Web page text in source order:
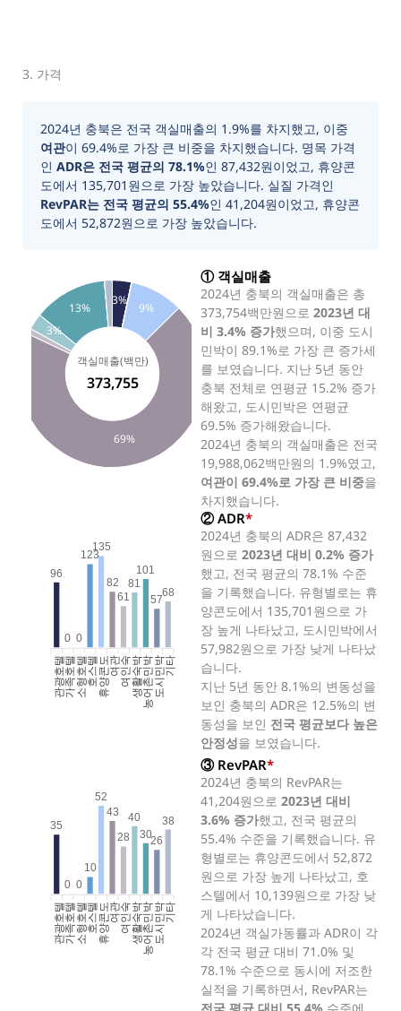
3. 가격
2024년 충북은 전국 객실매출의 1.9%를 차지했고, 이중
여관이 69.4%로 가장 큰 비중을 차지했습니다. 명목 가격
인 ADR은 전국 평균의 78.1%인 87,432원이었고, 휴양콘
도에서 135,701원으로 가장 높았습니다. 실질 가격인
RevPAR는 전국 평균의 55.4%인 41,204원이었고, 휴양콘
도에서 52,872원으로 가장 높았습니다.
3%
9%
69%
3%
13%
객실매출(백만)
373,755
① 객실매출
2024년 충북의 객실매출은 총
373,754백만원으로 2023년 대
비 3.4% 증가했으며, 이중 도시
민박이 89.1%로 가장 큰 증가세
를 보였습니다. 지난 5년 동안
충북 전체로 연평균 15.2% 증가
해왔고, 도시민박은 연평균
69.5% 증가해왔습니다.
2024년 충북의 객실매출은 전국
19,988,062백만원의 1.9%였고,
여관이 69.4%로 가장 큰 비중을
차지했습니다.
96
0 0
123
135
82
61
81
101
57
68
관광호텔가족호텔소형호텔호스텔휴양콘도여관여인숙생활숙박농어촌민박도시민박기타
② ADR*
2024년 충북의 ADR은 87,432
원으로 2023년 대비 0.2% 증가
했고, 전국 평균의 78.1% 수준
을 기록했습니다. 유형별로는 휴
양콘도에서 135,701원으로 가
장 높게 나타났고, 도시민박에서
57,982원으로 가장 낮게 나타났
습니다.
지난 5년 동안 8.1%의 변동성을
보인 충북의 ADR은 12.5%의 변
동성을 보인 전국 평균보다 높은
안정성을 보였습니다.
35
0 0
10
52
43
28
40
30
26
38
관광호텔가족호텔소형호텔호스텔휴양콘도여관여인숙생활숙박농어촌민박도시민박기타
③ RevPAR*
2024년 충북의 RevPAR는
41,204원으로 2023년 대비
3.6% 증가했고, 전국 평균의
55.4% 수준을 기록했습니다. 유
형별로는 휴양콘도에서 52,872
원으로 가장 높게 나타났고, 호
스텔에서 10,139원으로 가장 낮
게 나타났습니다.
2024년 객실가동률과 ADR이 각
각 전국 평균 대비 71.0% 및
78.1% 수준으로 동시에 저조한
실적을 기록하면서, RevPAR는